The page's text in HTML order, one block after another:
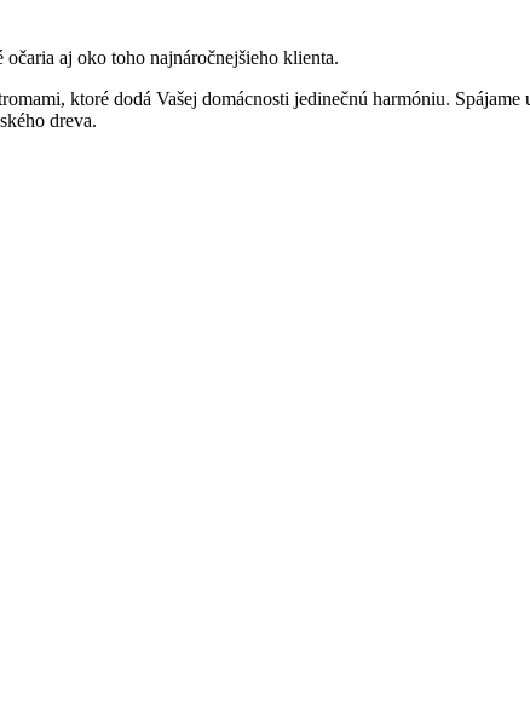
aj oko toho najnáročnejšieho klienta.
ktoré dodá Vašej domácnosti jedinečnú harmóniu.
dreva.